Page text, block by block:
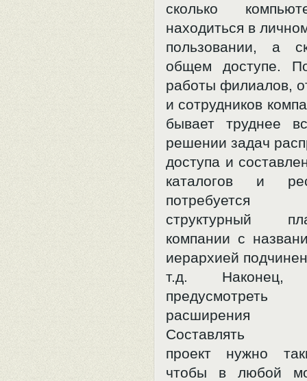
сколько
находиться в
пользовании, а
общем доступе.
работы филиалов,
и сотрудников
бывает труднее
решении задач
доступа и
каталогов и
потребуется
структурный
компании с
иерархией
т.д. Наконец,
предусмотреть
расширения
Составлять
проект нужно
чтобы в любой